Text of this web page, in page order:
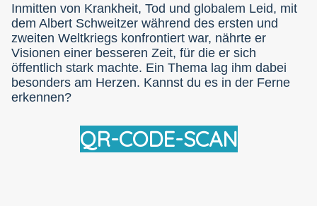
Inmitten von Krankheit, Tod und globalem Leid, mit
dem Albert Schweitzer während des ersten und
zweiten Weltkriegs konfrontiert war, nährte er
Visionen einer besseren Zeit, für die er sich
öffentlich stark machte. Ein Thema lag ihm dabei
besonders am Herzen. Kannst du es in der Ferne
erkennen?
QR-CODE-SCAN